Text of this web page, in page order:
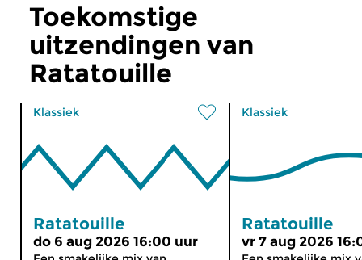
Toekomstige
uitzendingen van
Ratatouille
Klassiek
Ratatouille
do 6 aug 2026 16:00 uur
Klassiek
Ratatouille
vr 7 aug 2026